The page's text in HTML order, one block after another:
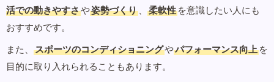
活での動きやすさや姿勢づくり 、 柔軟性 を意識したい人にも
おすすめです。
また、
スポーツのコンディショニングやパフォーマンス向上 を
目的に取り入れられることもあります。